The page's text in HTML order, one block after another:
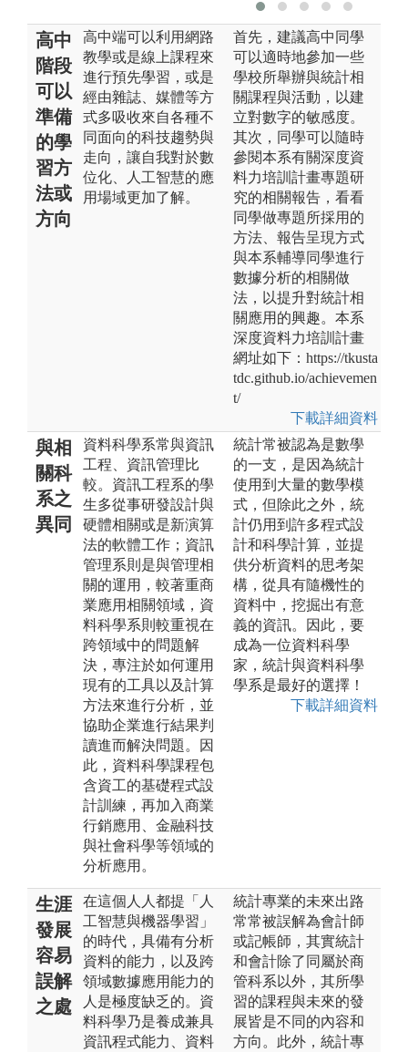
高中
階段
可以
準備
的學
習方
法或
方向
高中端可以利用網路
教學或是線上課程來
進行預先學習，或是
經由雜誌、媒體等方
式多吸收來自各種不
同面向的科技趨勢與
走向，讓自我對於數
位化、人工智慧的應
用場域更加了解。
首先，建議高中同學
可以適時地參加一些
學校所舉辦與統計相
關課程與活動，以建
立對數字的敏感度。
其次，同學可以隨時
參閱本系有關深度資
料力培訓計畫專題研
究的相關報告，看看
同學做專題所採用的
方法、報告呈現方式
與本系輔導同學進行
數據分析的相關做
法，以提升對統計相
關應用的興趣。本系
深度資料力培訓計畫
網址如下：https://tkusta
tdc.github.io/achievemen
t/
下載詳細資料
與相
關科
系之
異同
資料科學系常與資訊
工程、資訊管理比
較。資訊工程系的學
生多從事研發設計與
硬體相關或是新演算
法的軟體工作；資訊
管理系則是與管理相
關的運用，較著重商
業應用相關領域，資
料科學系則較重視在
跨領域中的問題解
決，專注於如何運用
現有的工具以及計算
方法來進行分析，並
協助企業進行結果判
讀進而解決問題。因
此，資料科學課程包
含資工的基礎程式設
計訓練，再加入商業
行銷應用、金融科技
與社會科學等領域的
分析應用。
統計常被認為是數學
的一支，是因為統計
使用到大量的數學模
式，但除此之外，統
計仍用到許多程式設
計和科學計算，並提
供分析資料的思考架
構，從具有隨機性的
資料中，挖掘出有意
義的資訊。因此，要
成為一位資料科學
家，統計與資料科學
學系是最好的選擇！
下載詳細資料
生涯
發展
容易
誤解
之處
在這個人人都提「人
工智慧與機器學習」
的時代，具備有分析
資料的能力，以及跨
領域數據應用能力的
人是極度缺乏的。資
料科學乃是養成兼具
資訊程式能力、資料
統計專業的未來出路
常常被誤解為會計師
或記帳師，其實統計
和會計除了同屬於商
管科系以外，其所學
習的課程與未來的發
展皆是不同的內容和
方向。此外，統計專